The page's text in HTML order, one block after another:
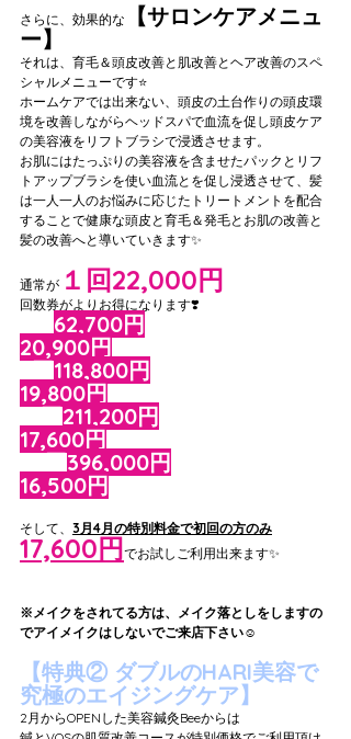
さらに、効果的な
【サロンケアメニュ
ー】
それは、育毛＆頭皮改善と肌改善とヘア改善のスペ
シャルメニューです⭐️
ホームケアでは出来ない、頭皮の土台作りの頭皮環
境を改善しながらヘッドスパで血流を促し頭皮ケア
の美容液をリフトブラシで浸透させます。
お肌にはたっぷりの美容液を含ませたパックとリフ
トアップブラシを使い血流とを促し浸透させて、髪
は一人一人のお悩みに応じたトリートメントを配合
することで健康な頭皮と育毛＆発毛とお肌の改善と
髪の改善へと導いていきます✨
通常が １回22,000円
回数券がよりお得になります❣️
62,700円
20,900円
6回118,800円
19,800円
12回211,200円
17,600円
24回396,000円
16,500円
そして、 3月4月の特別料金で初回の方のみ
17,600円でお試しご利用出来ます✨
※メイクをされてる方は、メイク落としをしますの
でアイメイクはしないでご来店下さい☺️
【特典② ダブルのHARI美容で
究極のエイジングケア】
2月からOPENした美容鍼灸Beeからは